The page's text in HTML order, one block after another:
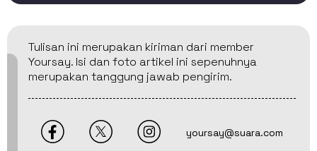
Tulisan ini merupakan kiriman dari member
Yoursay. Isi dan foto artikel ini sepenuhnya
merupakan tanggung jawab pengirim.
yoursay@suara.com